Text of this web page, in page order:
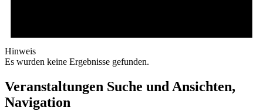
Hinweis
Es wurden keine Ergebnisse gefunden.
Veranstaltungen Suche und Ansichten,
Navigation